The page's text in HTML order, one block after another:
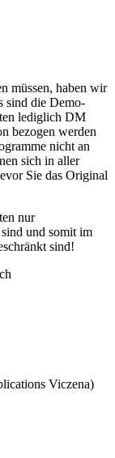
müssen, haben wir
sind die Demo-
lediglich DM
bezogen werden
nicht an
sich in aller
Sie das Original
nur
und somit im
sind!
Viczena)